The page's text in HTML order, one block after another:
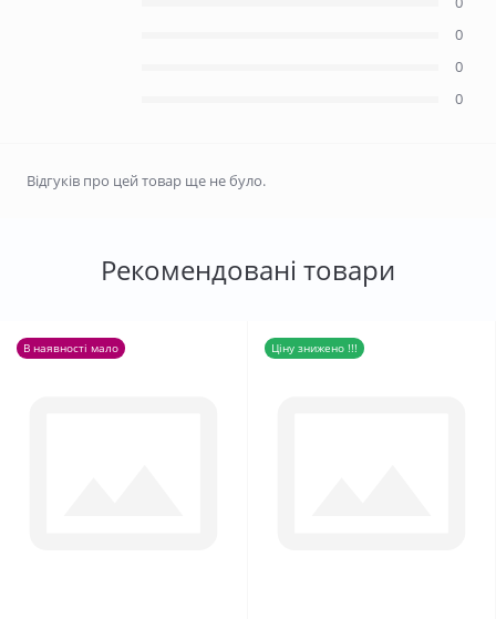
0
0
0
Відгуків про цей товар ще не було.
Рекомендовані товари
В наявності мало Ціну знижено !!!